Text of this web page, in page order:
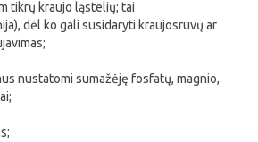
tikrų kraujo ląstelių; tai
dėl ko gali susidaryti kraujosruvų ar
nustatomi sumažėję fosfatų, magnio,